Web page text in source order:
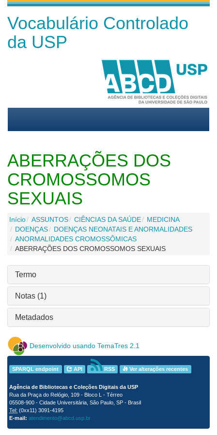
Vocabulário Controlado
da USP
ABERRAÇÕES DOS
CROMOSSOMOS
SEXUAIS
Início ASSUNTOS CIÊNCIAS DA SAÚDE
MEDICINA
DOENÇAS
DOENÇAS NEONATAIS E ANORMALIDADES
ANORMALIDADES CROMOSSÔMICAS
ABERRAÇÕES DOS CROMOSSOMOS SEXUAIS
Termo
Notas (1)
Metadados
Desenvolvido usando TemaTres 2.1
SPARQL endpoint API RSS Ver alterações recentes
Agência de Bibliotecas e Coleções Digitais da USP
Rua da Praça do Relógio, 109 - Bloco L - Térreo
05508-900 - Cidade Universitária, São Paulo, SP - Brasil
Tel: (0xx11) 3091-4195
E-mail: atendimento@abcd.usp.br